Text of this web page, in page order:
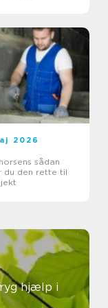
2026
sådan
du den rette til